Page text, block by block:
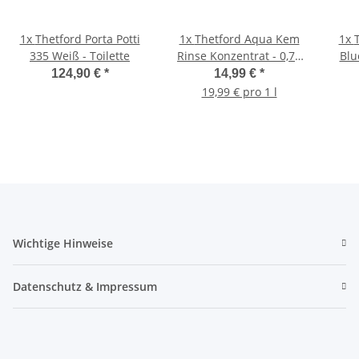
1x Thetford Porta Potti
335 Weiß - Toilette
124,90 € *
1x Thetford Aqua Kem
Rinse Konzentrat - 0,75
Liter - Sanitärflüssigkeit
14,99 € *
19,99 € pro 1 l
1x
Wichtige Hinweise
Datenschutz & Impressum